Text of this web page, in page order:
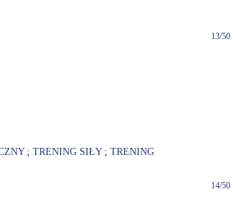
13/50
; TRENING SIŁY; TRENING
14/50